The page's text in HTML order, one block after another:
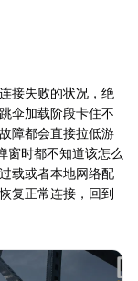
接失败的状况，绝
伞加载阶段卡住不
障都会直接拉低游
窗时都不知道该怎么
载或者本地网络配
复正常连接，回到